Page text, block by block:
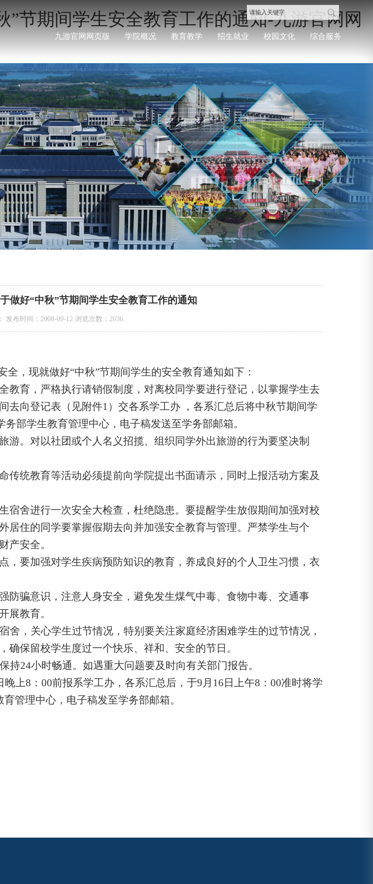
”节期间学生安全教育工作的通知-九游官网网
九游官网网页版 学院概况 教育教学 招生就业 校园文化 综合服务
做好“中秋”节期间学生安全教育工作的通知
发布时间：2008-09-12 浏览次数： 2036
，现就做好“中秋”节期间学生的安全教育通知如下：
育，严格执行请销假制度，对离校同学要进行登记，以掌握学生去
去向登记表（见附件1）交各系学工办 ，各系汇总后将中秋节期间学
务部学生教育管理中心，电子稿发送至学务部邮箱。
。对以社团或个人名义招揽、组织同学外出旅游的行为要坚决制
统教育等活动必须提前向学院提出书面请示，同时上报活动方案及
舍进行一次安全大检查，杜绝隐患。要提醒学生放假期间加强对校
居住的同学要掌握假期去向并加强安全教育与管理。严禁学生与个
产安全。
要加强对学生疾病预防知识的教育，养成良好的个人卫生习惯，衣
骗意识，注意人身安全，避免发生煤气中毒、食物中毒、交通事
展教育。
舍，关心学生过节情况，特别要关注家庭经济困难学生的过节情况，
保留校学生度过一个快乐、祥和、安全的节日。
持24小时畅通。如遇重大问题要及时向有关部门报告。
晚上8 ： 00前报系学工办，各系汇总后，于9月 16 日上午8 ： 00准时将学
管理中心，电子稿发至学务部邮箱。